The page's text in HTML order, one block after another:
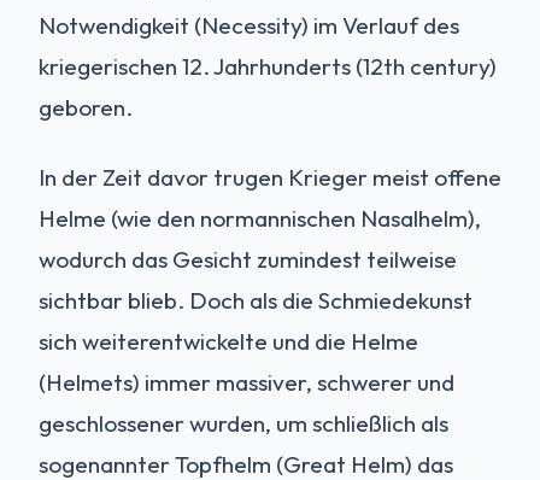
Notwendigkeit (Necessity) im Verlauf des
kriegerischen 12. Jahrhunderts (12th century)
geboren.
In der Zeit davor trugen Krieger meist offene
Helme (wie den normannischen Nasalhelm),
wodurch das Gesicht zumindest teilweise
sichtbar blieb. Doch als die Schmiedekunst
sich weiterentwickelte und die Helme
(Helmets) immer massiver, schwerer und
geschlossener wurden, um schließlich als
sogenannter Topfhelm (Great Helm) das